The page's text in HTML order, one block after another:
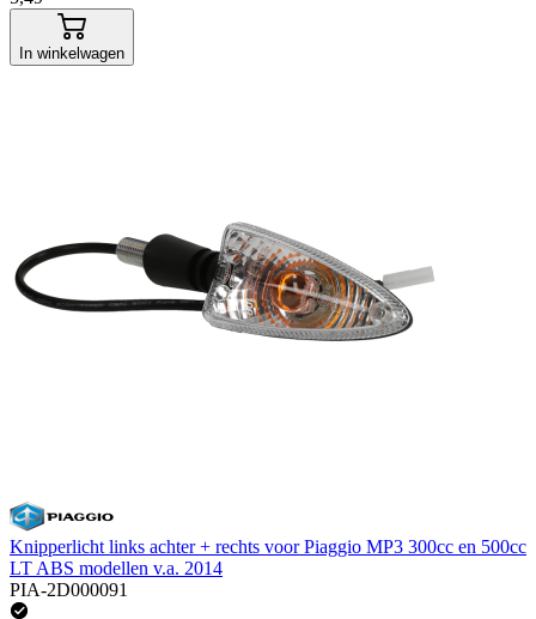
In winkelwagen
Knipperlicht links achter + rechts voor Piaggio MP3 300cc en 500cc
LT ABS modellen v.a. 2014
PIA-2D000091